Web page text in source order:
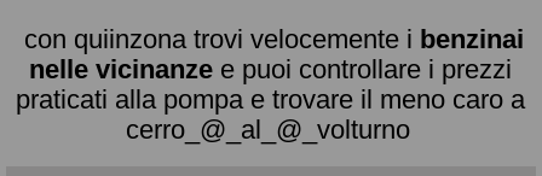
con quiinzona trovi velocemente i benzinai
nelle vicinanze e puoi controllare i prezzi
praticati alla pompa e trovare il meno caro a
cerro_@_al_@_volturno